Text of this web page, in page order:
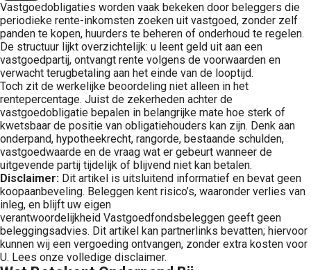
Vastgoedobligaties worden vaak bekeken door beleggers die
periodieke rente-inkomsten zoeken uit vastgoed, zonder zelf
panden te kopen, huurders te beheren of onderhoud te regelen.
De structuur lijkt overzichtelijk: u leent geld uit aan een
vastgoedpartij, ontvangt rente volgens de voorwaarden en
verwacht terugbetaling aan het einde van de looptijd.
Toch zit de werkelijke beoordeling niet alleen in het
rentepercentage. Juist de zekerheden achter de
vastgoedobligatie bepalen in belangrijke mate hoe sterk of
kwetsbaar de positie van obligatiehouders kan zijn. Denk aan
onderpand, hypotheekrecht, rangorde, bestaande schulden,
vastgoedwaarde en de vraag wat er gebeurt wanneer de
uitgevende partij tijdelijk of blijvend niet kan betalen.
Disclaimer: Dit artikel is uitsluitend informatief en bevat geen
koopaanbeveling. Beleggen kent risico’s, waaronder verlies van
inleg, en blijft uw eigen
verantwoordelijkheid Vastgoedfondsbeleggen geeft geen
beleggingsadvies. Dit artikel kan partnerlinks bevatten; hiervoor
kunnen wij een vergoeding ontvangen, zonder extra kosten voor
U. Lees onze volledige disclaimer.